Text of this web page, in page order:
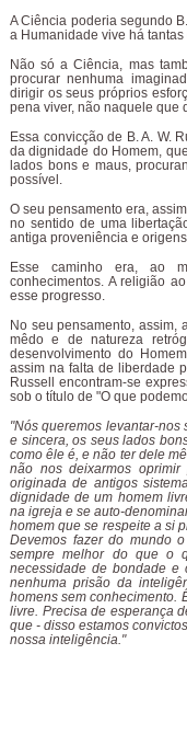
A Ciência poderia segundo
a Humanidade vive há
Não só a Ciência, mas
procurar nenhuma
dirigir os seus próprios
pena viver, não naquele que
Essa convicção de B. A. W.
da dignidade do Homem,
lados bons e maus,
possível.
O seu pensamento era,
no sentido de uma
antiga proveniência e
Esse caminho era, ao
conhecimentos. A religião
esse progresso.
No seu pensamento, assim,
mêdo e de natureza
desenvolvimento do
assim na falta de liberdade
Russell encontram-se
sob o título de "O que
"Nós queremos levantar-
e sincera, os seus lados
como êle é, e não ter dele
não nos deixarmos
originada de antigos
dignidade de um homem
na igreja e se auto-
homem que se respeite a si
Devemos fazer do mundo
sempre melhor do que o
necessidade de bondade e
nenhuma prisão da
homens sem conhecimento.
livre. Precisa de esperança
que - disso estamos
nossa inteligência."